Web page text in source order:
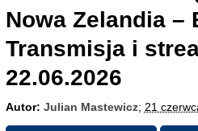
Nowa Zelandia –
Transmisja i
22.06.2026
Autor: Julian Mastewicz; 21